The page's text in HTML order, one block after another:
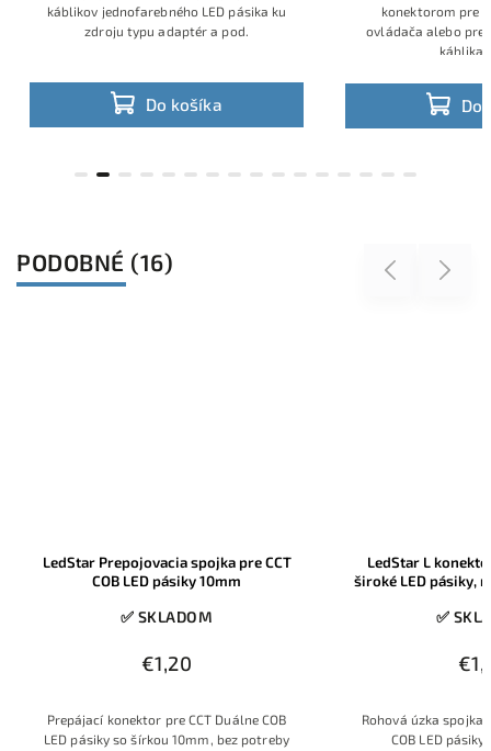
Do košíka
káblikov jednofarebného LED pásika ku
zdroju typu adaptér a pod.
Do
konektorom pre
ovládača alebo
káblika
PODOBNÉ (16) Previous
LedStar Prepojovacia spojka pre CCT
COB LED pásiky 10mm
✅ SKLADOM
€1,20
Prepájací konektor pre CCT Duálne COB
LED pásiky so šírkou 10mm, bez potreby
LedStar L
široké LED pásiky,
✅
Rohová úzka spojka
COB LED
Next